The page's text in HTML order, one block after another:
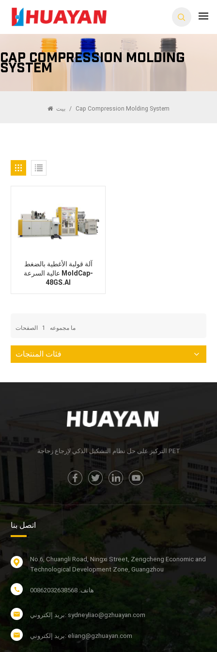
Cap Compression Molding
System
بيت / Cap Compression Molding System
آلة قولبة الأغطية بالضغط
عالية السرعة MoldCap-
48GS.AI
ما مجموعه 1 الصفحات
فئات المنتجات
التركيز على حل نظام التشكيل الذكي لإرجاع زجاجة PET
اتصل بنا
No.6, Chuangli Road, Ningxi Street, Zengcheng Economic and
Technological Development Zone, Guangzhou
هاتف: 00862032638568
بريد إلكتروني: sydneyliao@gzhuayan.com
بريد إلكتروني: eliang@gzhuayan.com